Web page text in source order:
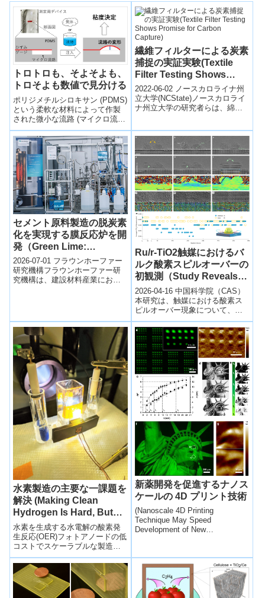
トロトロも、そよそよも、
トロそよも数値で見分ける
ポリジメチルシロキサン (PDMS)
という柔軟な材料によって作製
された微小な流路 (マイクロ流
路) を流体が通過する際に生じる
流路壁の変形と流体粘度に相関
があることに着目し、この変形
が液体・気体を問わず生じるこ
とを実証し、任意の流体に適用
できる粘度測定法が実現した。
繊維フィルターによる炭素
捕捉の実証実験(Textile
Filter Testing Shows
Promise for Carbon
Capture)
2022-06-02 ノースカロライナ州
立大学(NCState)ノースカロライ
ナ州立大学の研究者らは、綿布
セメント原料製造の脱炭素
化を実現する膜反応炉を開
発（Green Lime:
Reducing Carbon
Emissions in the
Construction Materials
2026-07-01 フラウンホーファー
研究機構フラウンホーファー研
究機構は、建設材料産業におけ
Ru/r-TiO2触媒におけるバ
ルク酸素スピルオーバーの
初観測（Study Reveals
First-Ever Observation of
Bulk Oxygen Spillover in
Ru/r-TiO2 Catalysts）
2026-04-16 中国科学院（CAS）
本研究は、触媒における酸素ス
ピルオーバー現象について、従
来の表面限定モデルを覆し、触
媒内部（バルク）での発生を初
めて実...
水素製造の主要な一課題を
解決 (Making Clean
Hydrogen Is Hard, But
Researchers Just Solved
a Major Hurdle)
水素を生成する水電解の酸素発
生反応(OER)フォトアノードの低
コストでスケーラブルな製造技
術を開発。
新薬開発を促進するナノス
ケールの 4D プリント技術
(Nanoscale 4D Printing
Technique May Speed
Development of New